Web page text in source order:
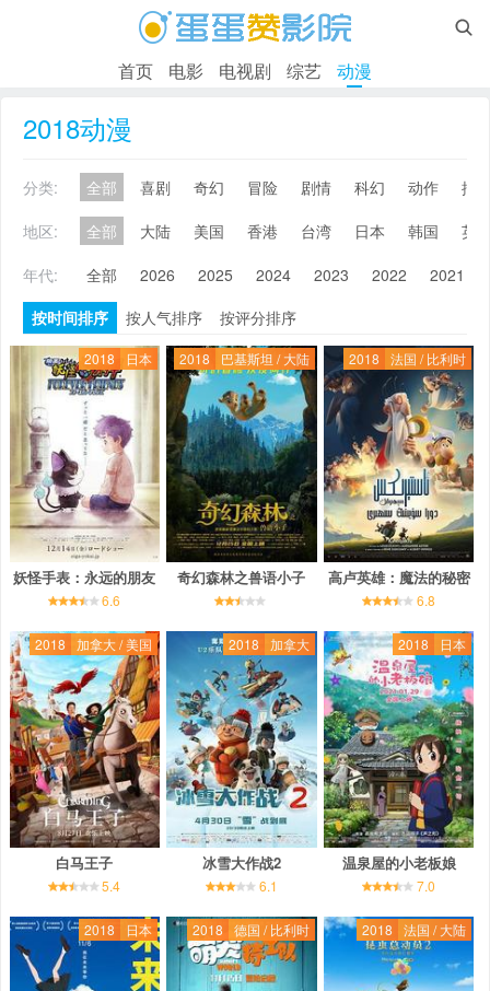

首页 电影 电视剧 综艺 动漫
2018动漫
分类: 全部 喜剧 奇幻 冒险 剧情 科幻 动作
搞
地区:
全部 大陆 美国 香港 台湾 日本 韩国
英
年代:
全部 2026 2025 2024 2023 2022 2021
按时间排序
按人气排序 按评分排序
2018 日本
妖怪手表：永远的朋友
6.6
2018 巴基斯坦 / 大陆
奇幻森林之兽语小子
2018 法国 / 比利时
高卢英雄：魔法的秘密
6.8
2018 加拿大 / 美国
白马王子
5.4
2018 加拿大
冰雪大作战2
6.1
2018 日本
温泉屋的小老板娘
7.0
2018 日本 2018 德国 / 比利时 2018 法国 / 大陆